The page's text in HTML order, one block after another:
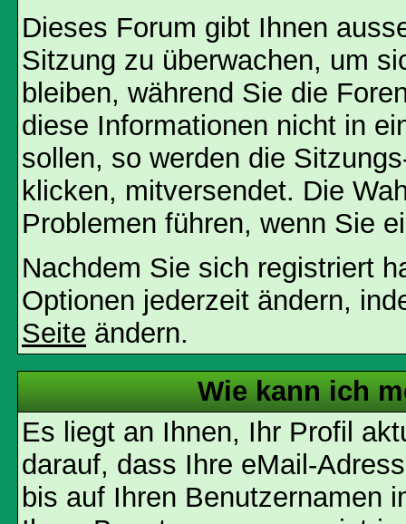
Dieses Forum gibt Ihnen
Sitzung zu überwachen, um
bleiben, während Sie die
diese Informationen nicht in
sollen, so werden die
klicken, mitversendet. Die
Problemen führen, wenn Sie
Nachdem Sie sich registriert
Optionen jederzeit ändern,
Seite ändern.
Wie kann ich
Es liegt an Ihnen, Ihr Profil
darauf, dass Ihre eMail-
bis auf Ihren Benutzernamen